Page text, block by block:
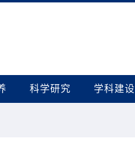
科学研究 学科建设